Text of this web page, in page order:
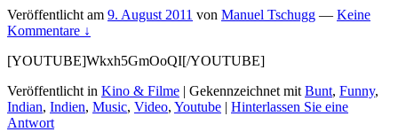
Veröffentlicht am 9. August 2011 von Manuel Tschugg — Keine
Kommentare ↓
[YOUTUBE]Wkxh5GmOoQI[/YOUTUBE]
Veröffentlicht in Kino & Filme | Gekennzeichnet mit Bunt, Funny,
Indian, Indien, Music, Video, Youtube | Hinterlassen Sie eine
Antwort